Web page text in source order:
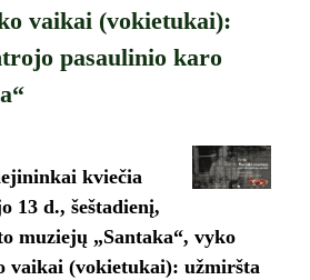
vaikai (vokietukai):
pasaulinio karo
kviečia
13 d., šeštadienį,
muziejų „Santaka“, vyko
vaikai (vokietukai): užmiršta